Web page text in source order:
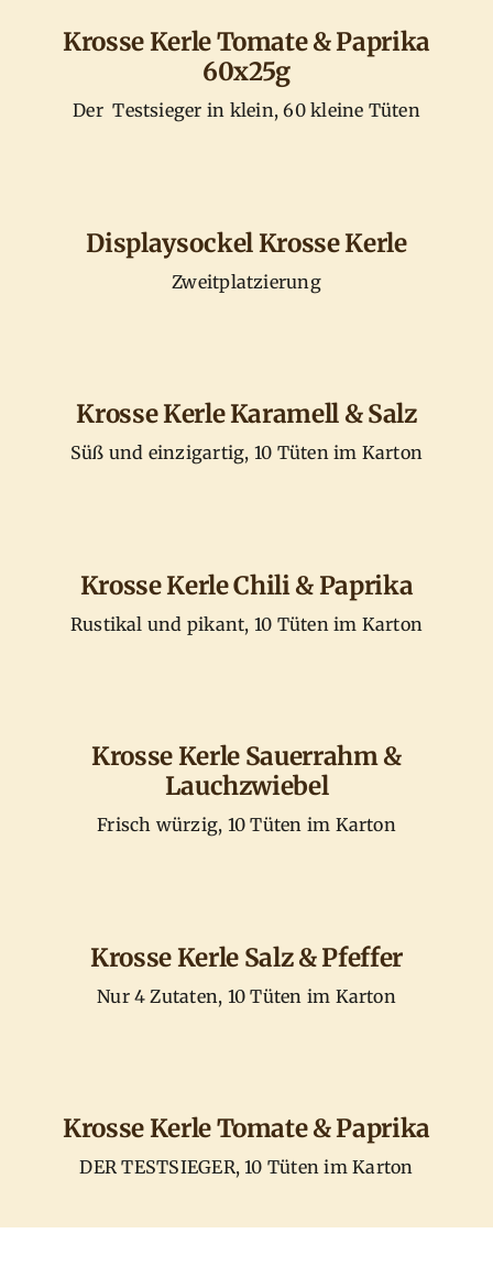
Krosse Kerle Tomate & Paprika
60x25g
Der Testsieger in klein, 60 kleine Tüten
Displaysockel Krosse Kerle
Zweitplatzierung
Krosse Kerle Karamell & Salz
Süß und einzigartig, 10 Tüten im Karton
Krosse Kerle Chili & Paprika
Rustikal und pikant, 10 Tüten im Karton
Krosse Kerle Sauerrahm &
Lauchzwiebel
Frisch würzig, 10 Tüten im Karton
Krosse Kerle Salz & Pfeffer
Nur 4 Zutaten, 10 Tüten im Karton
Krosse Kerle Tomate & Paprika
DER TESTSIEGER, 10 Tüten im Karton